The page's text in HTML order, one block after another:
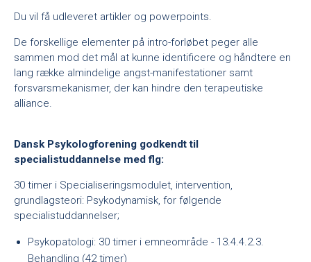
Du vil få udleveret artikler og powerpoints.
De forskellige elementer på intro-forløbet peger alle
sammen mod det mål at kunne identificere og håndtere en
lang række almindelige angst-manifestationer samt
forsvarsmekanismer, der kan hindre den terapeutiske
alliance.
Dansk Psykologforening godkendt til
specialistuddannelse med flg:
30 timer i Specialiseringsmodulet, intervention,
grundlagsteori: Psykodynamisk, for følgende
specialistuddannelser;
Psykopatologi: 30 timer i emneområde - 13.4.4.2.3.
Behandling (42 timer)